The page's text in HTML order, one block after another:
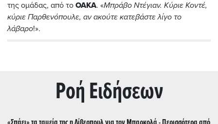
της ομάδας, από το ΟΑΚΑ. «Μπράβο Ντέγιαν. Κύριε Κοντέ,
κύριε Παρθενόπουλε, αν ακούτε κατεβάστε λίγο το
λάβαρο!».
Ρoή Ειδήσεων